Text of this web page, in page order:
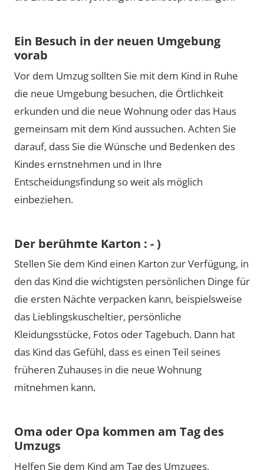
Ein Besuch in der neuen Umgebung
vorab
Vor dem Umzug sollten Sie mit dem Kind in Ruhe
die neue Umgebung besuchen, die Örtlichkeit
erkunden und die neue Wohnung oder das Haus
gemeinsam mit dem Kind aussuchen. Achten Sie
darauf, dass Sie die Wünsche und Bedenken des
Kindes ernstnehmen und in Ihre
Entscheidungsfindung so weit als möglich
einbeziehen.
Der berühmte Karton : - )
Stellen Sie dem Kind einen Karton zur Verfügung, in
den das Kind die wichtigsten persönlichen Dinge für
die ersten Nächte verpacken kann, beispielsweise
das Lieblingskuscheltier, persönliche
Kleidungsstücke, Fotos oder Tagebuch. Dann hat
das Kind das Gefühl, dass es einen Teil seines
früheren Zuhauses in die neue Wohnung
mitnehmen kann.
Oma oder Opa kommen am Tag des
Umzugs
Helfen Sie dem Kind am Tag des Umzuges,